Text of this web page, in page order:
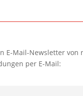
E-Mail-Newsletter
per E-Mail: